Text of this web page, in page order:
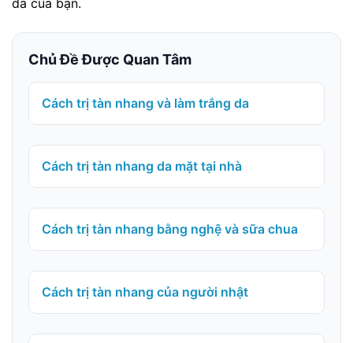
Chủ Đề Được Quan Tâm
Cách trị tàn nhang và làm trắng da
Cách trị tàn nhang da mặt tại nhà
Cách trị tàn nhang bằng nghệ và sữa chua
Cách trị tàn nhang của người nhật